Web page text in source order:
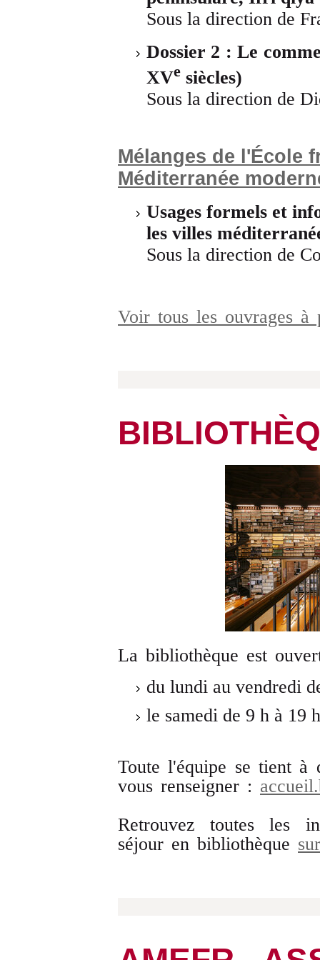
Sous la direction de
Dossier 2 :Le
XVe siècles)
Sous la direction de
Mélanges de l'École
Méditerranée
Usages formels et
les villes
Sous la direction de
Voir tous les ouvrages
La bibliothèque est
du lundi au vendredi
le samedi de 9 h à 19
Toute l'équipe se tient à
vous renseigner :
Retrouvez toutes les
séjour en bibliothèque